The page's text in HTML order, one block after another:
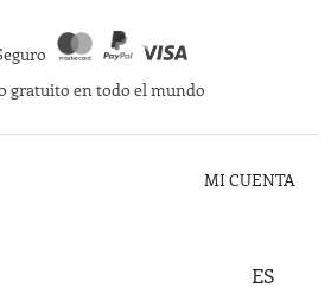
gratuito en todo el mundo
MI CUENTA
ES